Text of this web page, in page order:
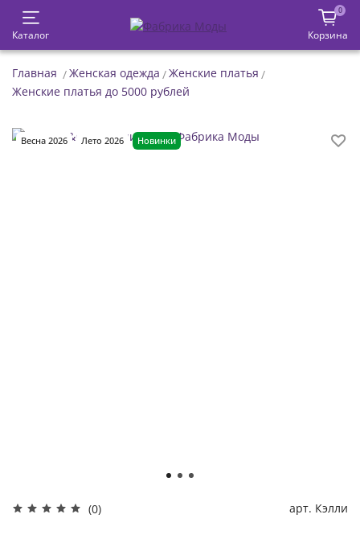
Каталог
0
Корзина
Главная Женская одежда
Женские платья
Женские платья до 5000 рублей
Весна 2026 Лето 2026 Новинки
(0) арт. Кэлли